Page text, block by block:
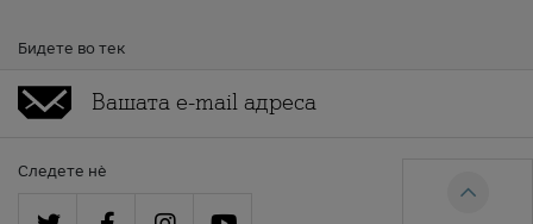
Бидете во тек
Следете нè